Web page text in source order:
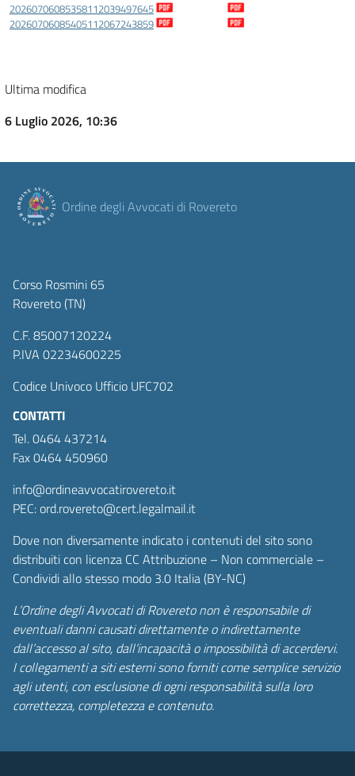
20260706085358112039497645
20260706085405112067243859
Ultima modifica
6 Luglio 2026, 10:36
Ordine degli Avvocati di Rovereto
Corso Rosmini 65
Rovereto (TN)
C.F. 85007120224
P.IVA 02234600225
Codice Univoco Ufficio UFC702
CONTATTI
Tel. 0464 437214
Fax 0464 450960
info@ordineavvocatirovereto.it
PEC: ord.rovereto@cert.legalmail.it
Dove non diversamente indicato i contenuti del sito sono
distribuiti con licenza CC Attribuzione – Non commerciale –
Condividi allo stesso modo 3.0 Italia (BY-NC)
L’Ordine degli Avvocati di Rovereto non è responsabile di
eventuali danni causati direttamente o indirettamente
dall’accesso al sito, dall’incapacità o impossibilità di accerdervi.
I collegamenti a siti esterni sono forniti come semplice servizio
agli utenti, con esclusione di ogni responsabilità sulla loro
correttezza, completezza e contenuto.